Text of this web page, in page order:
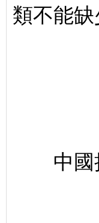
類不能缺
中國把